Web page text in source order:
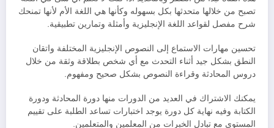
تصبح من خلالها متحدثها بكل بسهوله وكأنها هي اللغة الأم لأنها تمنحك
شرح مفصل لقواعد اللغة الإنجليزية وأمثلة وتمارين تطبيقية.
تحسين مهارات الاستماع إلى النصوص الإنجليزية المختلفة واتقان
النطق بشكل جيد أثناء التحدث مع أي شخص بطلاقة وثقة من خلال
دروس المحادثة وقراءة النصوص بشكل صحيح ومفهوم.
يمكنك الاشتراك في العديد من الدورات منها دورة المحادثة ودورة
الكتابة وفيه نهاية كل دورة يوجد اختبارات تساعد الطلبة على تقييم
المستوي مع تبادل الخبرات من المعلمين والمتعلمين.